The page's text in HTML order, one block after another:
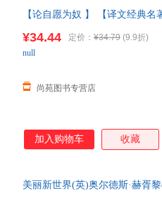
【论自愿为奴 】 【译文经典
【让您无忧购物】
¥34.44 定价： ¥34.79 (9.9折)
尚苑图书专营店
null
加入购物车 收藏
美丽新世界(英)奥尔德斯·赫胥